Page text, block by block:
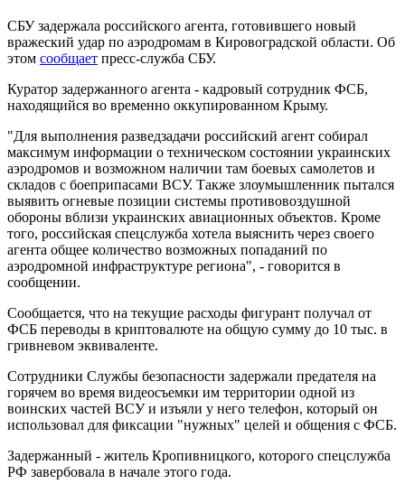
СБУ задержала российского агента, готовившего новый
вражеский удар по аэродромам в Кировоградской области. Об
этом сообщает пресс-служба СБУ.
Куратор задержанного агента - кадровый сотрудник ФСБ,
находящийся во временно оккупированном Крыму.
"Для выполнения разведзадачи российский агент собирал
максимум информации о техническом состоянии украинских
аэродромов и возможном наличии там боевых самолетов и
складов с боеприпасами ВСУ. Также злоумышленник пытался
выявить огневые позиции системы противовоздушной
обороны вблизи украинских авиационных объектов. Кроме
того, российская спецслужба хотела выяснить через своего
агента общее количество возможных попаданий по
аэродромной инфраструктуре региона", - говорится в
сообщении.
Сообщается, что на текущие расходы фигурант получал от
ФСБ переводы в криптовалюте на общую сумму до 10 тыс. в
гривневом эквиваленте.
Сотрудники Службы безопасности задержали предателя на
горячем во время видеосъемки им территории одной из
воинских частей ВСУ и изъяли у него телефон, который он
использовал для фиксации "нужных" целей и общения с ФСБ.
Задержанный - житель Кропивницкого, которого спецслужба
РФ завербовала в начале этого года.